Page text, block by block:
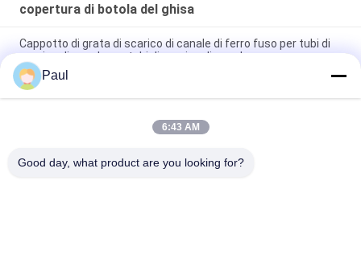
copertura di botola del ghisa
Cappotto di grata di scarico di canale di ferro fuso per tubi di
scarico di canale per tubi di scarico di canale
BS EN124 Copertura del pozzo di manovra in ferro fuso
GGG500-7 con telaio per costruzioni
Coperta di manicomio in ferro fuso rivestito di bitume nero
Paul
6:43 AM
Good day, what product are you looking for?